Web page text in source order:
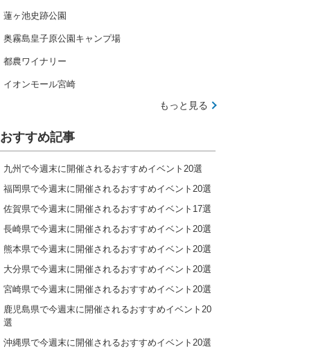
蓮ヶ池史跡公園
奥霧島皇子原公園キャンプ場
都農ワイナリー
イオンモール宮崎
もっと見る
おすすめ記事
九州で今週末に開催されるおすすめイベント20選
福岡県で今週末に開催されるおすすめイベント20選
佐賀県で今週末に開催されるおすすめイベント17選
長崎県で今週末に開催されるおすすめイベント20選
熊本県で今週末に開催されるおすすめイベント20選
大分県で今週末に開催されるおすすめイベント20選
宮崎県で今週末に開催されるおすすめイベント20選
鹿児島県で今週末に開催されるおすすめイベント20
選
沖縄県で今週末に開催されるおすすめイベント20選